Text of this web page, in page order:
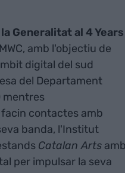
Generalitat al 4 Years
amb l'objectiu de
digital del sud
del Departament
mentres
contactes amb
banda, l'Institut
Catalan Artsamb
per impulsar la seva